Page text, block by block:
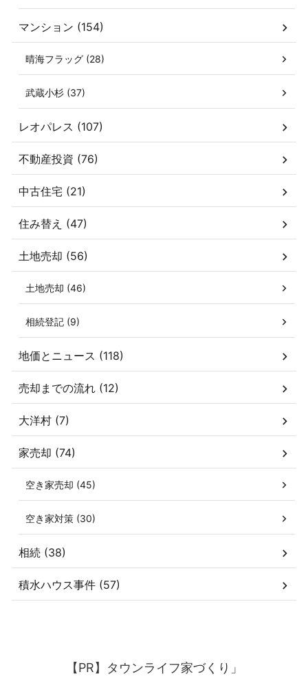
マンション (154)
晴海フラッグ (28)
武蔵小杉 (37)
レオパレス (107)
不動産投資 (76)
中古住宅 (21)
住み替え (47)
土地売却 (56)
土地売却 (46)
相続登記 (9)
地価とニュース (118)
売却までの流れ (12)
大洋村 (7)
家売却 (74)
空き家売却 (45)
空き家対策 (30)
相続 (38)
積水ハウス事件 (57)
【PR】タウンライフ家づくり」